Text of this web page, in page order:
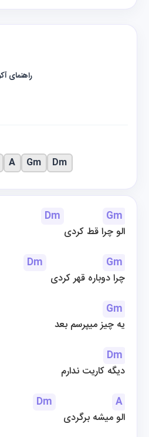
Dm
Gm
الو چرا قط کردی
Dm
Gm
چرا دوباره قهر کردی
Gm
یه چیز میپرسم بعد
Dm
دیگه کاریت ندارم
Dm
A
الو میشه برگردی
راهنمای
Dm
Gm
A